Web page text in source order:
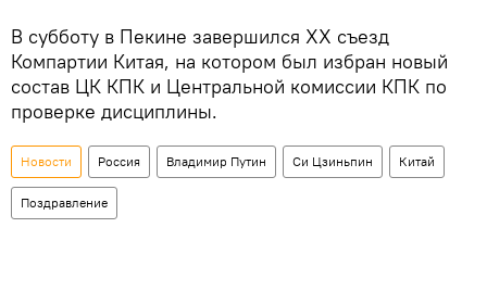
В субботу в Пекине завершился ХХ съезд
Компартии Китая, на котором был избран новый
состав ЦК КПК и Центральной комиссии КПК по
проверке дисциплины.
Новости Россия Владимир Путин Си Цзиньпин Китай
Поздравление